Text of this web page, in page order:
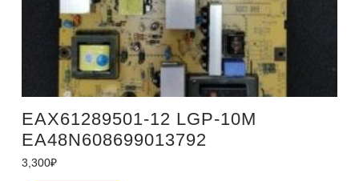
EAX61289501-12 LGP-10M
EA48N608699013792
3,300₽